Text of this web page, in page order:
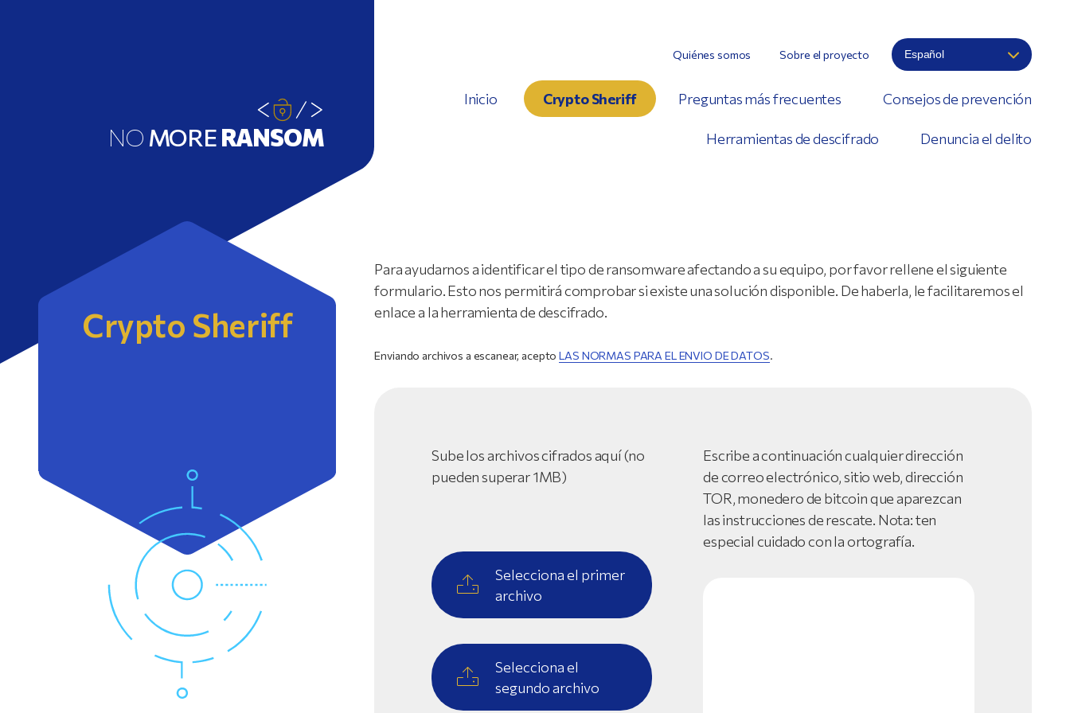
NO MORERANSOM
Inicio Crypto Sheriff Preguntas más frecuentes Consejos de prevención
Herramientas de descifrado Denuncia el delito
Quiénes somos Sobre el proyecto
Crypto Sheriff
Para ayudarnos a identificar el tipo de ransomware afectando a su equipo, por favor rellene el siguiente
formulario. Esto nos permitirá comprobar si existe una solución disponible. De haberla, le facilitaremos el
enlace a la herramienta de descifrado.
Enviando archivos a escanear, aceptoLAS NORMAS PARA EL ENVIO DE DATOS.
Sube los archivos cifrados aquí (no
pueden superar 1MB)
Selecciona el primer
archivo
Selecciona el
segundo archivo
Escribe a continuación cualquier dirección
de correo electrónico, sitio web, dirección
TOR, monedero de bitcoin que aparezcan
las instrucciones de rescate. Nota: ten
especial cuidado con la ortografía.